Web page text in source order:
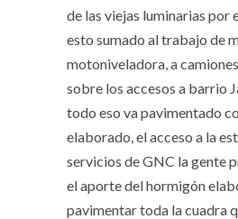
de las viejas luminarias por
esto sumado al trabajo de
motoniveladora, a
sobre los accesos a barrio
todo eso va pavimentado
elaborado, el acceso a la
servicios de GNC la gente
el aporte del hormigón
pavimentar toda la cuadra